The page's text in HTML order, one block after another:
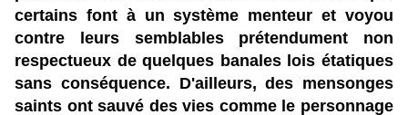
certains font à un système menteur et voyou
contre leurs semblables prétendument non
respectueux de quelques banales lois étatiques
sans conséquence. D'ailleurs, des mensonges
saints ont sauvé des vies comme le personnage